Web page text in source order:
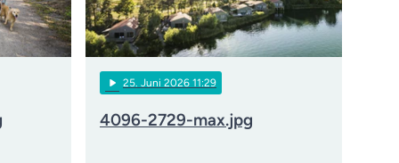
play_arrow 25. Juni 2026 11:29
4096-2729-max.jpg